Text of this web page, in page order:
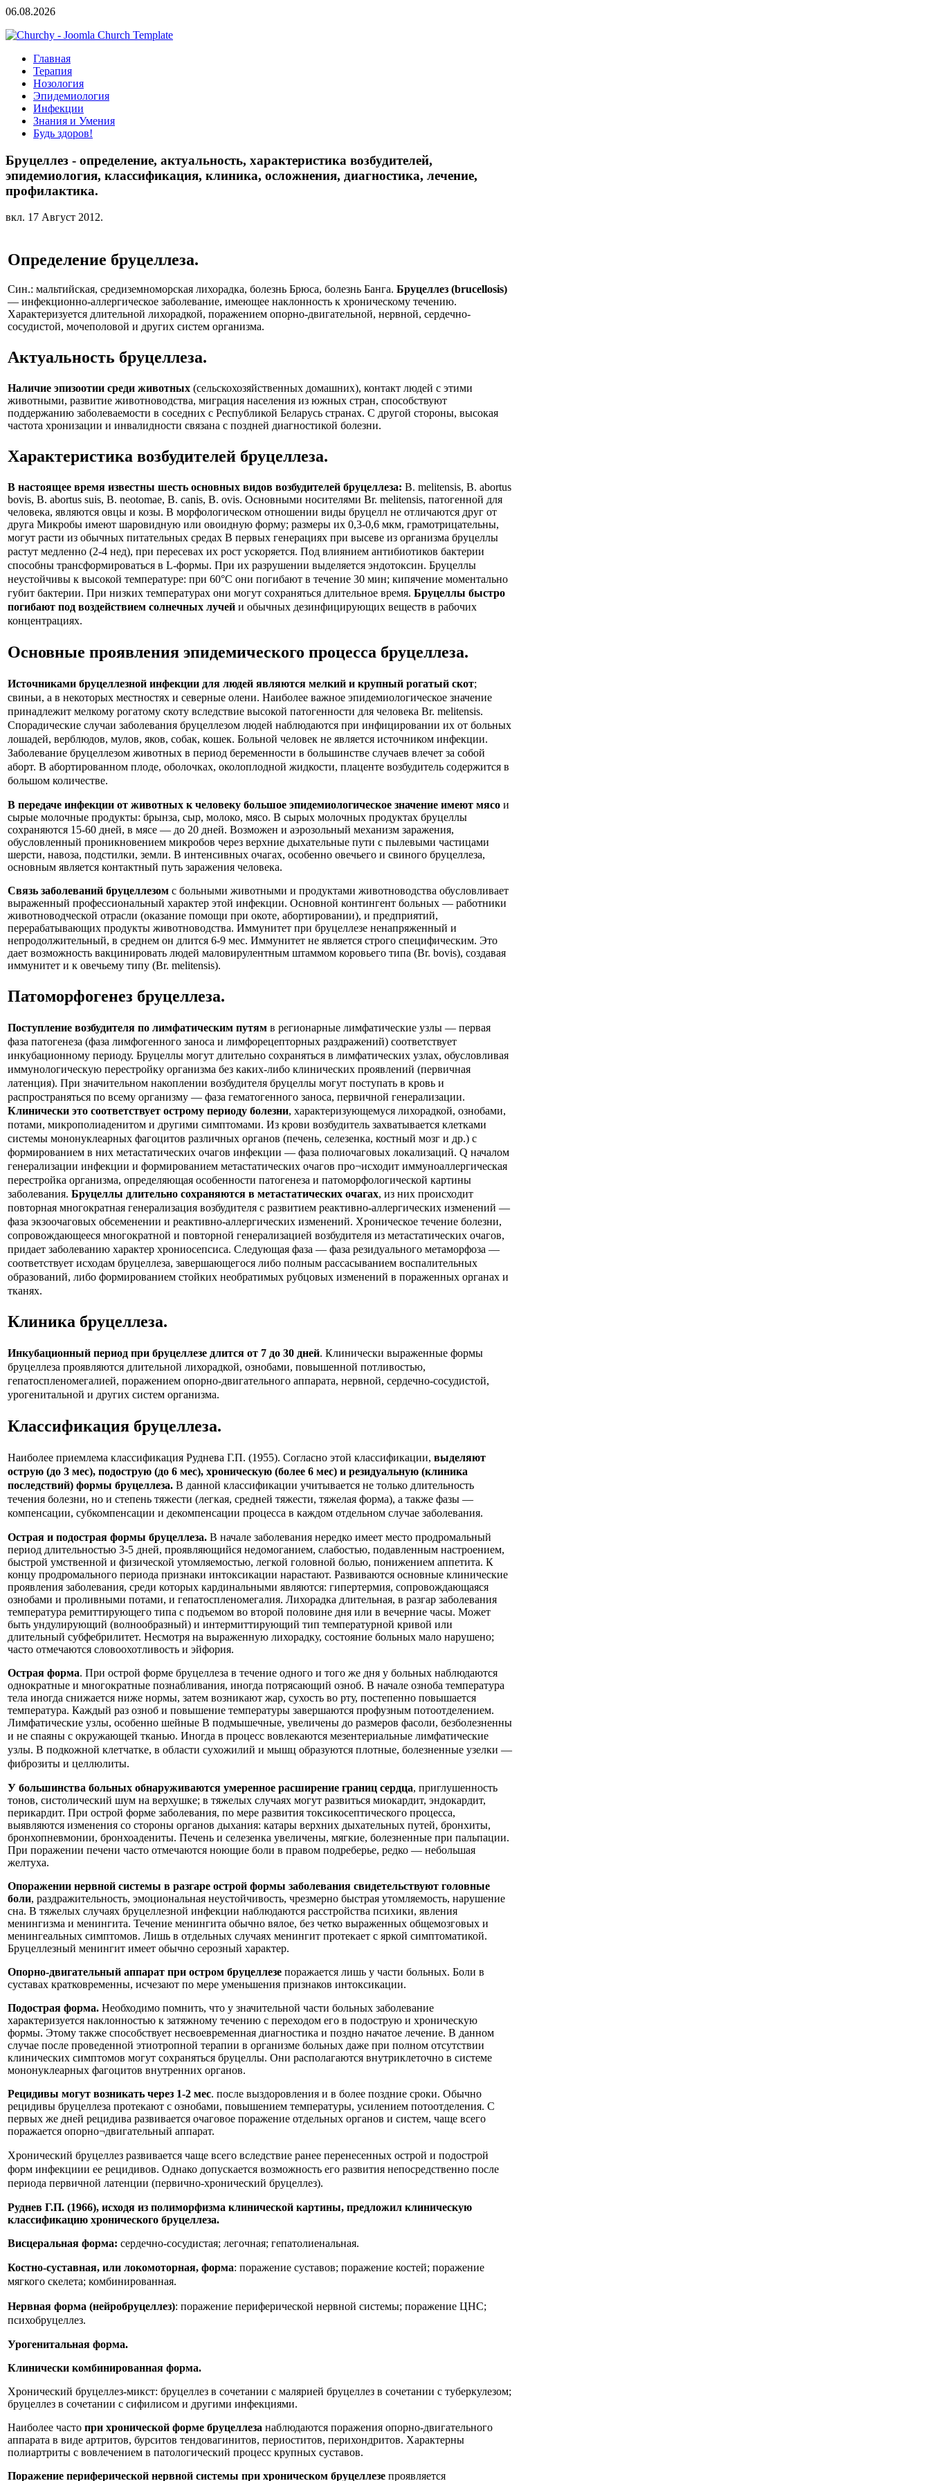
06.08.2026
Главная
Терапия
Нозология
Эпидемиология
Инфекции
Знания и Умения
Будь здоров!
Бруцеллез - определение, актуальность, характеристика возбудителей,
эпидемиология, классификация, клиника, осложнения, диагностика, лечение,
профилактика.
вкл. 17 Август 2012.
Определение бруцеллеза.
Син.: мальтийская, средиземноморская лихорадка, болезнь Брюса, болезнь Банга. Бруцеллез (brucellosis)
— инфекционно-аллергическое заболевание, имеющее наклонность к хроническому течению.
Характеризуется длительной лихорадкой, поражением опорно-двигательной, нервной, сердечно-
сосудистой, мочеполовой и других систем организма.
Актуальность бруцеллеза.
Наличие эпизоотии среди животных (сельскохозяйственных домашних), контакт людей с этими
животными, развитие животноводства, миграция населения из южных стран, способствуют
поддержанию заболеваемости в соседних с Республикой Беларусь странах. С другой стороны, высокая
частота хронизации и инвалидности связана с поздней диагностикой болезни.
Характеристика возбудителей бруцеллеза.
В настоящее время известны шесть основных видов возбудителей бруцеллеза: В. melitensis, В. abortus
bovis, В. abortus suis, В. neotomae, В. canis, В. ovis. Основными носителями Br. melitensis, патогенной для
человека, являются овцы и козы. В морфологическом отношении виды бруцелл не отличаются друг от
друга Микробы имеют шаровидную или овоидную форму; размеры их 0,3-0,6 мкм, грамотрицательны,
могут расти из обычных питательных средах В первых генерациях при высеве из организма бруцеллы
растут медленно (2-4 нед), при пересевах их рост ускоряется. Под влиянием антибиотиков бактерии
способны трансформироваться в L-формы. При их разрушении выделяется эндотоксин. Бруцеллы
неустойчивы к высокой температуре: при 60°С они погибают в течение 30 мин; кипячение моментально
губит бактерии. При низких температурах они могут сохраняться длительное время. Бруцеллы быстро
погибают под воздействием солнечных лучей и обычных дезинфицирующих веществ в рабочих
концентрациях.
Основные проявления эпидемического процесса бруцеллеза.
Источниками бруцеллезной инфекции для людей являются мелкий и крупный рогатый скот;
свиньи, а в некоторых местностях и северные олени. Наиболее важное эпидемиологическое значение
принадлежит мелкому рогатому скоту вследствие высокой патогенности для человека Br. melitensis.
Спорадические случаи заболевания бруцеллезом людей наблюдаются при инфицировании их от больных
лошадей, верблюдов, мулов, яков, собак, кошек. Больной человек не является источником инфекции.
Заболевание бруцеллезом животных в период беременности в большинстве случаев влечет за собой
аборт. В абортированном плоде, оболочках, околоплодной жидкости, плаценте возбудитель содержится в
большом количестве.
В передаче инфекции от животных к человеку большое эпидемиологическое значение имеют мясо и
сырые молочные продукты: брынза, сыр, молоко, мясо. В сырых молочных продуктах бруцеллы
сохраняются 15-60 дней, в мясе — до 20 дней. Возможен и аэрозольный механизм заражения,
обусловленный проникновением микробов через верхние дыхательные пути с пылевыми частицами
шерсти, навоза, подстилки, земли. В интенсивных очагах, особенно овечьего и свиного бруцеллеза,
основным является контактный путь заражения человека.
Связь заболеваний бруцеллезом с больными животными и продуктами животноводства обусловливает
выраженный профессиональный характер этой инфекции. Основной контингент больных — работники
животноводческой отрасли (оказание помощи при окоте, абортировании), и предприятий,
перерабатывающих продукты животноводства. Иммунитет при бруцеллезе ненапряженный и
непродолжительный, в среднем он длится 6-9 мес. Иммунитет не является строго специфическим. Это
дает возможность вакцинировать людей маловирулентным штаммом коровьего типа (Br. bovis), создавая
иммунитет и к овечьему типу (Br. melitensis).
Патоморфогенез бруцеллеза.
Поступление возбудителя по лимфатическим путям в регионарные лимфатические узлы — первая
фаза патогенеза (фаза лимфогенного заноса и лимфорецепторных раздражений) соответствует
инкубационному периоду. Бруцеллы могут длительно сохраняться в лимфатических узлах, обусловливая
иммунологическую перестройку организма без каких-либо клинических проявлений (первичная
латенция). При значительном накоплении возбудителя бруцеллы могут поступать в кровь и
распространяться по всему организму — фаза гематогенного заноса, первичной генерализации.
Клинически это соответствует острому периоду болезни, характеризующемуся лихорадкой, ознобами,
потами, микрополиаденитом и другими симптомами. Из крови возбудитель захватывается клетками
системы мононуклеарных фагоцитов различных органов (печень, селезенка, костный мозг и др.) с
формированием в них метастатических очагов инфекции — фаза полиочаговых локализаций. Q началом
генерализации инфекции и формированием метастатических очагов про¬исходит иммуноаллергическая
перестройка организма, определяющая особенности патогенеза и патоморфологической картины
заболевания. Бруцеллы длительно сохраняются в метастатических очагах, из них происходит
повторная многократная генерализация возбудителя с развитием реактивно-аллергических изменений —
фаза экзоочаговых обсеменении и реактивно-аллергических изменений. Хроническое течение болезни,
сопровождающееся многократной и повторной генерализацией возбудителя из метастатических очагов,
придает заболеванию характер хрониосепсиса. Следующая фаза — фаза резидуального метаморфоза —
соответствует исходам бруцеллеза, завершающегося либо полным рассасыванием воспалительных
образований, либо формированием стойких необратимых рубцовых изменений в пораженных органах и
тканях.
Клиника бруцеллеза.
Инкубационный период при бруцеллезе длится от 7 до 30 дней. Клинически выраженные формы
бруцеллеза проявляются длительной лихорадкой, ознобами, повышенной потливостью,
гепатоспленомегалией, поражением опорно-двигательного аппарата, нервной, сердечно-сосудистой,
урогенитальной и других систем организма.
Классификация бруцеллеза.
Наиболее приемлема классификация Руднева Г.П. (1955). Согласно этой классификации, выделяют
острую (до 3 мес), подострую (до 6 мес), хроническую (более 6 мес) и резидуальную (клиника
последствий) формы бруцеллеза. В данной классификации учитывается не только длительность
течения болезни, но и степень тяжести (легкая, средней тяжести, тяжелая форма), а также фазы —
компенсации, субкомпенсации и декомпенсации процесса в каждом отдельном случае заболевания.
Острая и подострая формы бруцеллеза. В начале заболевания нередко имеет место продромальный
период длительностью 3-5 дней, проявляющийся недомоганием, слабостью, подавленным настроением,
быстрой умственной и физической утомляемостью, легкой головной болью, понижением аппетита. К
концу продромального периода признаки интоксикации нарастают. Развиваются основные клинические
проявления заболевания, среди которых кардинальными являются: гипертермия, сопровождающаяся
ознобами и проливными потами, и гепатоспленомегалия. Лихорадка длительная, в разгар заболевания
температура ремиттирующего типа с подъемом во второй половине дня или в вечерние часы. Может
быть ундулирующий (волнообразный) и интермиттирующий тип температурной кривой или
длительный субфебрилитет. Несмотря на выраженную лихорадку, состояние больных мало нарушено;
часто отмечаются словоохотливость и эйфория.
Острая форма. При острой форме бруцеллеза в течение одного и того же дня у больных наблюдаются
однократные и многократные познабливания, иногда потрясающий озноб. В начале озноба температура
тела иногда снижается ниже нормы, затем возникают жар, сухость во рту, постепенно повышается
температура. Каждый раз озноб и повышение температуры завершаются профузным потоотделением.
Лимфатические узлы, особенно шейные В подмышечные, увеличены до размеров фасоли, безболезненны
и не спаяны с окружающей тканью. Иногда в процесс вовлекаются мезентериальные лимфатические
узлы. В подкожной клетчатке, в области сухожилий и мышц образуются плотные, болезненные узелки —
фиброзиты и целлюлиты.
У большинства больных обнаруживаются умеренное расширение границ сердца, приглушенность
тонов, систолический шум на верхушке; в тяжелых случаях могут развиться миокардит, эндокардит,
перикардит. При острой форме заболевания, по мере развития токсикосептического процесса,
выявляются изменения со стороны органов дыхания: катары верхних дыхательных путей, бронхиты,
бронхопневмонии, бронхоадениты. Печень и селезенка увеличены, мягкие, болезненные при пальпации.
При поражении печени часто отмечаются ноющие боли в правом подреберье, редко — небольшая
желтуха.
Опоражении нервной системы в разгаре острой формы заболевания свидетельствуют головные
боли, раздражительность, эмоциональная неустойчивость, чрезмерно быстрая утомляемость, нарушение
сна. В тяжелых случаях бруцеллезной инфекции наблюдаются расстройства психики, явления
менингизма и менингита. Течение менингита обычно вялое, без четко выраженных общемозговых и
менингеальных симптомов. Лишь в отдельных случаях менингит протекает с яркой симптоматикой.
Бруцеллезный менингит имеет обычно серозный характер.
Опорно-двигательный аппарат при остром бруцеллезе поражается лишь у части больных. Боли в
суставах кратковременны, исчезают по мере уменьшения признаков интоксикации.
Подострая форма. Необходимо помнить, что у значительной части больных заболевание
характеризуется наклонностью к затяжному течению с переходом его в подострую и хроническую
формы. Этому также способствует несвоевременная диагностика и поздно начатое лечение. В данном
случае после проведенной этиотропной терапии в организме больных даже при полном отсутствии
клинических симптомов могут сохраняться бруцеллы. Они располагаются внутриклеточно в системе
мононуклеарных фагоцитов внутренних органов.
Рецидивы могут возникать через 1-2 мес. после выздоровления и в более поздние сроки. Обычно
рецидивы бруцеллеза протекают с ознобами, повышением температуры, усилением потоотделения. С
первых же дней рецидива развивается очаговое поражение отдельных органов и систем, чаще всего
поражается опорно¬двигательный аппарат.
Хронический бруцеллез развивается чаще всего вследствие ранее перенесенных острой и подострой
форм инфекциии ее рецидивов. Однако допускается возможность его развития непосредственно после
периода первичной латенции (первично-хронический бруцеллез).
Руднев Г.П. (1966), исходя из полиморфизма клинической картины, предложил клиническую
классификацию хронического бруцеллеза.
Висцеральная форма: сердечно-сосудистая; легочная; гепатолиенальная.
Костно-суставная, или локомоторная, форма: поражение суставов; поражение костей; поражение
мягкого скелета; комбинированная.
Нервная форма (нейробруцеллез): поражение периферической нервной системы; поражение ЦНС;
психобруцеллез.
Урогенитальная форма.
Клинически комбинированная форма.
Хронический бруцеллез-микст: бруцеллез в сочетании с малярией бруцеллез в сочетании с туберкулезом;
бруцеллез в сочетании с сифилисом и другими инфекциями.
Наиболее часто при хронической форме бруцеллеза наблюдаются поражения опорно-двигательного
аппарата в виде артритов, бурситов тендовагинитов, периоститов, перихондритов. Характерны
полиартриты с вовлечением в патологический процесс крупных суставов.
Поражение периферической нервной системы при хроническом бруцеллезе проявляется